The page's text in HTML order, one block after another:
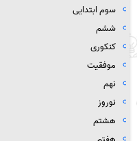
سوم ابتدایی
ششم
کنکوری
موفقیت
نهم
نوروز
هشتم